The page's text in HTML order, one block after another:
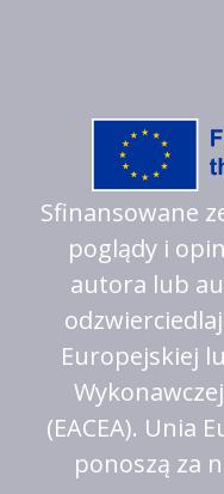
Sfinansowane
poglądy i
autora lub
Europejskiej
(EACEA). Unia
ponoszą za